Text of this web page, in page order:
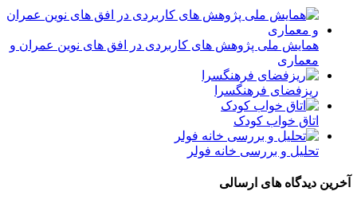
همایش ملی پژوهش های کاربردی در افق های نوین عمران و
معماری
ریزفضای فرهنگسرا
اتاق خواب کودک
تحلیل و بررسی خانه فولر
آخرین دیدگاه های ارسالی